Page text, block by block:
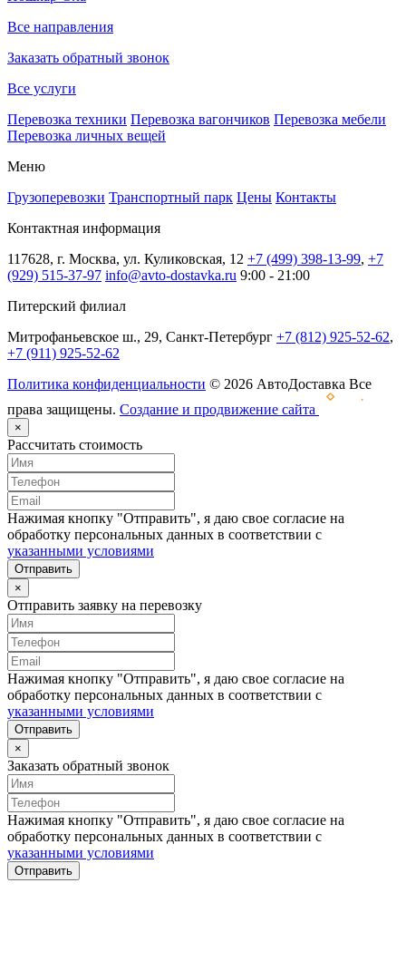
Все направления
Заказать обратный звонок
Все услуги
Перевозка техники Перевозка вагончиков Перевозка мебели
Перевозка личных вещей
Меню
Грузоперевозки Транспортный парк Цены Контакты
Контактная информация
117628, г. Москва, ул. Куликовская, 12 +7 (499) 398-13-99, +7
(929) 515-37-97 info@avto-dostavka.ru 9:00 - 21:00
Питерский филиал
Митрофаньевское ш., 29, Санкт-Петербург +7 (812) 925-52-62,
+7 (911) 925-52-62
Политика конфиденциальности © 2026 АвтоДоставка Все
права защищены. Создание и продвижение сайта
×
Рассчитать стоимость
Нажимая кнопку "Отправить", я даю свое согласие на
обработку персональных данных в соответствии с
указанными условиями
Отправить
×
Отправить заявку на перевозку
Нажимая кнопку "Отправить", я даю свое согласие на
обработку персональных данных в соответствии с
указанными условиями
Отправить
×
Заказать обратный звонок
Нажимая кнопку "Отправить", я даю свое согласие на
обработку персональных данных в соответствии с
указанными условиями
Отправить